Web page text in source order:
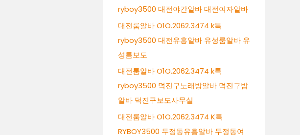
ryboy3500 대전야간알바 대전여자알바
대전룸알바 O1O.2062.3474 k톡
ryboy3500 대전유흥알바 유성룸알바 유
성룸보도
대전룸알바 O1O.2062.3474 k톡
ryboy3500 덕진구노래방알바 덕진구밤
알바 덕진구보도사무실
대전룸알바 O1O.2062.3474 K톡
RYBOY3500 두정동유흥알바 두정동여